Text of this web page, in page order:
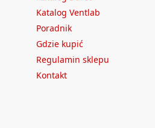
Katalog Ventlab
Poradnik
Gdzie kupić
Regulamin sklepu
Kontakt